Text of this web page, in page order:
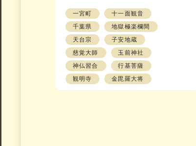
一宮町
十一面観音
千葉県
地獄極楽欄間
天台宗
子安地蔵
慈覚大師
玉前神社
神仏習合
行基菩薩
観明寺
金毘羅大将